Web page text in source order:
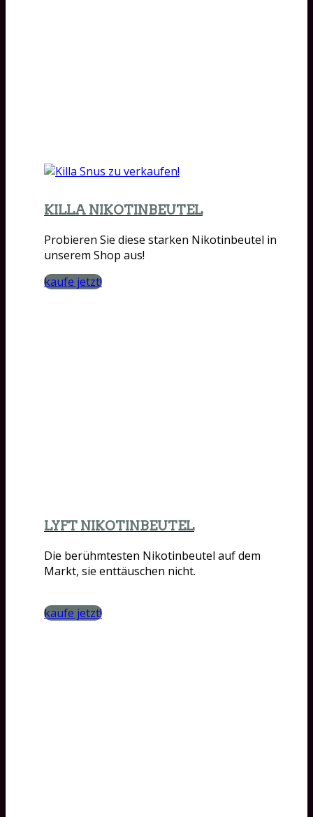
KILLA NIKOTINBEUTEL
Probieren Sie diese starken Nikotinbeutel in
unserem Shop aus!
kaufe jetzt!
LYFT NIKOTINBEUTEL
Die berühmtesten Nikotinbeutel auf dem
Markt, sie enttäuschen nicht.
kaufe jetzt!